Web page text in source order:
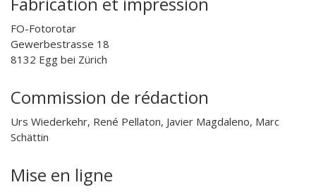
FO-Fotorotar
Gewerbestrasse 18
8132 Egg bei Zürich
Commission de rédaction
Urs Wiederkehr, René Pellaton, Javier Magdaleno, Marc
Schättin
Mise en ligne